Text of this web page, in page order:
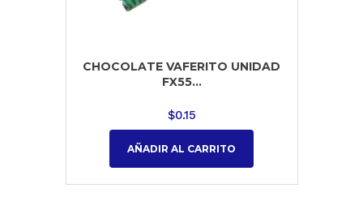
CHOCOLATE VAFERITO UNIDAD
FX55...
$0.15
AÑADIR AL CARRITO